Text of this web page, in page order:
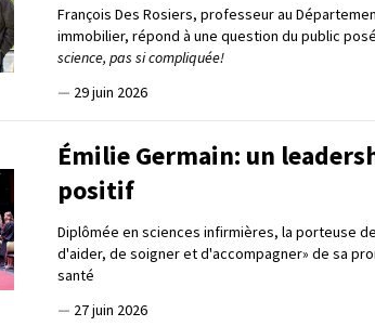
François Des Rosiers, professeur au
immobilier, répond à une question du public
science, pas si compliquée!
— 29 juin 2026
Émilie Germain: un
positif
Diplômée en sciences infirmières, la porteuse
d'aider, de soigner et d'accompagner» de sa
santé
— 27 juin 2026